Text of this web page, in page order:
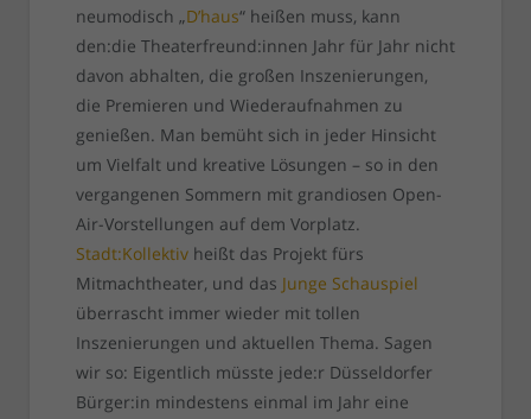
neumodisch „D’haus“ heißen muss, kann
den:die Theaterfreund:innen Jahr für Jahr nicht
davon abhalten, die großen Inszenierungen,
die Premieren und Wiederaufnahmen zu
genießen. Man bemüht sich in jeder Hinsicht
um Vielfalt und kreative Lösungen – so in den
vergangenen Sommern mit grandiosen Open-
Air-Vorstellungen auf dem Vorplatz.
Stadt:Kollektivheißt das Projekt fürs
Mitmachtheater, und das Junge Schauspiel
überrascht immer wieder mit tollen
Inszenierungen und aktuellen Thema. Sagen
wir so: Eigentlich müsste jede:r Düsseldorfer
Bürger:in mindestens einmal im Jahr eine